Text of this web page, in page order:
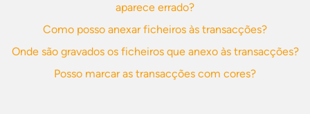
aparece errado?
Como posso anexar ficheiros às transacções?
Onde são gravados os ficheiros que anexo às transacções?
Posso marcar as transacções com cores?